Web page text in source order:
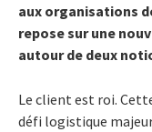
aux organisations
repose sur une
autour de deux
Le client est roi.
défi logistique